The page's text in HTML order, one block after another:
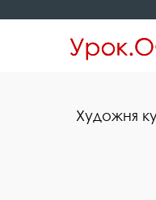
Х​у​д​о​ж​н​я​